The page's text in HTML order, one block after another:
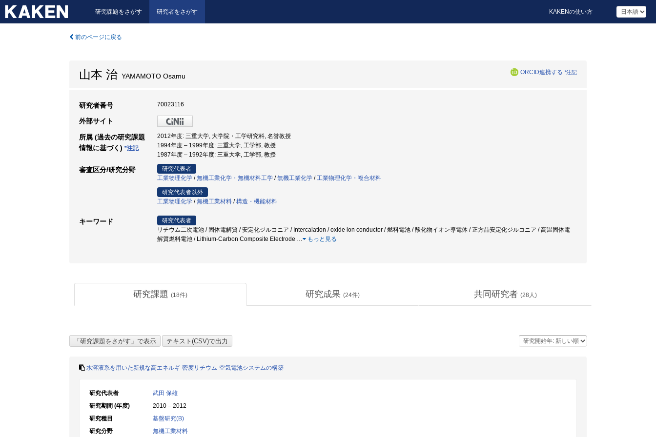
研究課題をさがす 研究者をさがす KAKENの使い方
前のページに戻る
山本 治 YAMAMOTO Osamu ORCID連携する *注記
研究者番号 70023116
外部サイト
所属 (過去の研究課題
情報に基づく) *注記
2012年度: 三重大学, 大学院・工学研究科, 名誉教授
1994年度 – 1999年度: 三重大学, 工学部, 教授
1987年度 – 1992年度: 三重大学, 工学部, 教授
審査区分/研究分野
研究代表者
工業物理化学 /無機工業化学・無機材料工学 /無機工業化学 /工業物理化学・複合材料
研究代表者以外
工業物理化学 /無機工業材料 /構造・機能材料
キーワード
研究代表者
リチウム二次電池 / 固体電解質 / 安定化ジルコニア / Intercalation / oxide ion conductor / 燃料電池 / 酸化物イオン導電体 / 正方晶安定化ジルコニア / 高温固体電
解質燃料電池 / Lithium-Carbon Composite Electrode … もっと見る
研究課題 (18件) 研究成果 (24件) 共同研究者 (28 人)
水溶液系を用いた新規な高エネルギ-密度リチウム-空気電池システムの構築
研究代表者
武田 保雄
研究期間 (年度)
2010 – 2012
研究種目
基盤研究(B)
研究分野
無機工業材料